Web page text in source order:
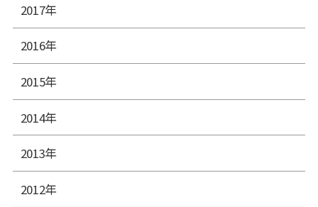
2017年
2016年
2015年
2014年
2013年
2012年